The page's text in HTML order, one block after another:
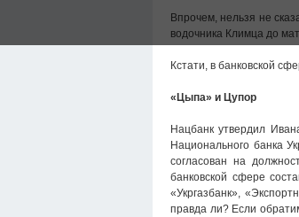
Впрочем, нельзя не
водочника Климца до
Кстати, в банковской
«Цыпа» и Цупор
Нацбанк утвердил
Национального банка
согласован на
банковской сфере
«Укргазбанк»,
правда ли? Если